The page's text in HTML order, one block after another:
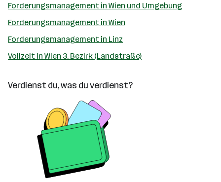
Forderungsmanagement in Wien und Umgebung
Forderungsmanagement in Wien
Forderungsmanagement in Linz
Vollzeit in Wien 3. Bezirk (Landstraße)
Verdienst du, was du verdienst?